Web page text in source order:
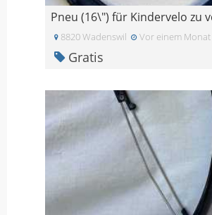
8820 Wadenswil Vor einem Monat
Gratis